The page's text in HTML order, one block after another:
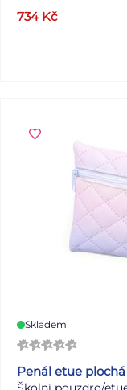
• Jedinečný
hmotností 367 g
studené nápoje
• Termoláhve
nádobí ani
• Produkty
testování a
734 Kč
Skladem
Penál etue plochá